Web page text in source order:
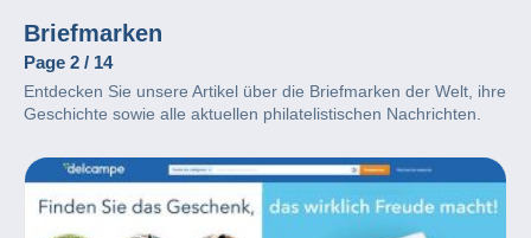
Briefmarken
Page 2 / 14
Entdecken Sie unsere Artikel über die Briefmarken der Welt, ihre
Geschichte sowie alle aktuellen philatelistischen Nachrichten.